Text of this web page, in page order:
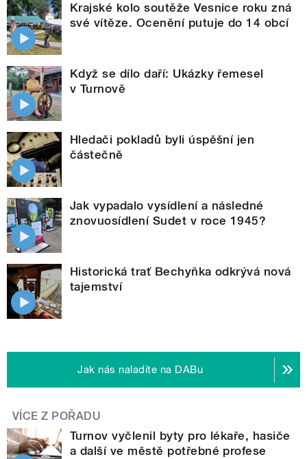
Krajské kolo soutěže Vesnice roku zná
své vítěze. Ocenění putuje do 14 obcí
Když se dílo daří: Ukázky řemesel
v Turnově
Hledači pokladů byli úspěšní jen
částečně
Jak vypadalo vysídlení a následné
znovuosídlení Sudet v roce 1945?
Historická trať Bechyňka odkrývá nová
tajemství
Jak nás naladíte na DABu
VÍCE Z POŘADU
Turnov vyčlenil byty pro lékaře, hasiče
a další ve městě potřebné profese